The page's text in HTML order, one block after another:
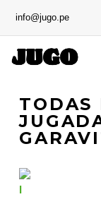
info@jugo.pe
TODAS